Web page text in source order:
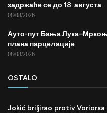
задржаће се до 18. августа
08/08/2026
Ауто-пут Бања
плана парцелације
08/08/2026
OSTALO
Jokić briljirao protiv Voriorsa